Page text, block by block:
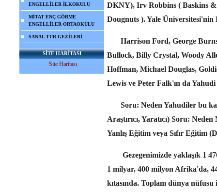
ENGELLİLER İLKOKULU
MİTAT ENÇ GÖRME
ENGELLİLER ORTAOKULU
SANAL TUR GEZİLERİ
SİTE HARİTASI
Site Haritası
DKNY), Irv Robbins ( Baskins
Dougnuts ). Yale
Harrison Ford, George
Bullock, Billy Crystal, Woody
Hoffman, Michael Douglas,
Lewis ve Peter Falk'ın da
Soru: Neden Yahudiler bu
Araştırıcı, Yaratıcı) Soru:
Yanlış Eğitim veya Sıfır Eğitim
Gezegenimizde yaklaşık 1
1 milyar, 400 milyon Afrika'da,
kıtasında. Toplam dünya